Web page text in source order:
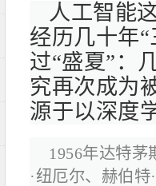
人工智能
经历几十年
过“盛夏”：
究再次成为
源于以深度
1956年达特茅
·纽厄尔、赫伯